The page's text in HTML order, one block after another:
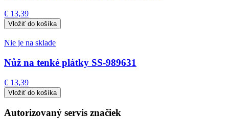
€ 13,39
Nie je na sklade
Nůž na tenké plátky SS-989631
€ 13,39
Autorizovaný servis značiek